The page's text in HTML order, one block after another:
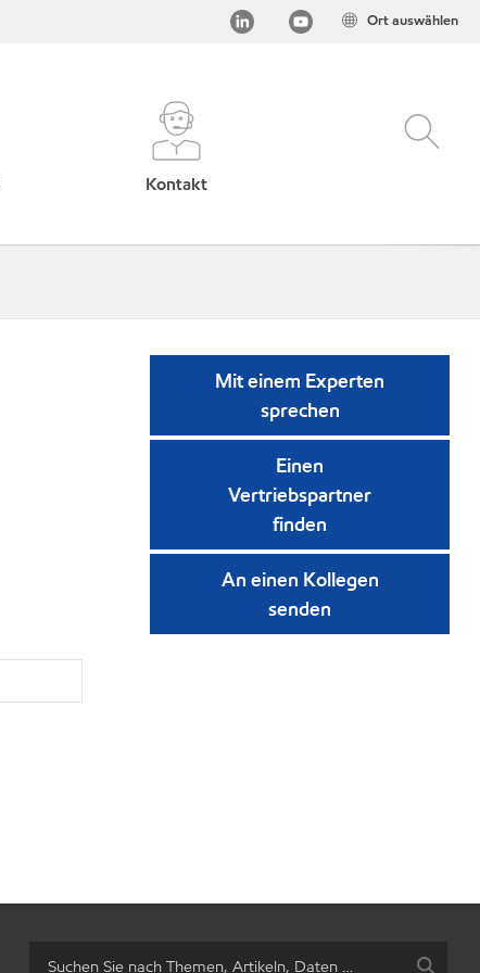
Ort auswählen
Kontakt
Mit einem Experten
sprechen
Einen
Vertriebspartner
finden
An einen Kollegen
senden